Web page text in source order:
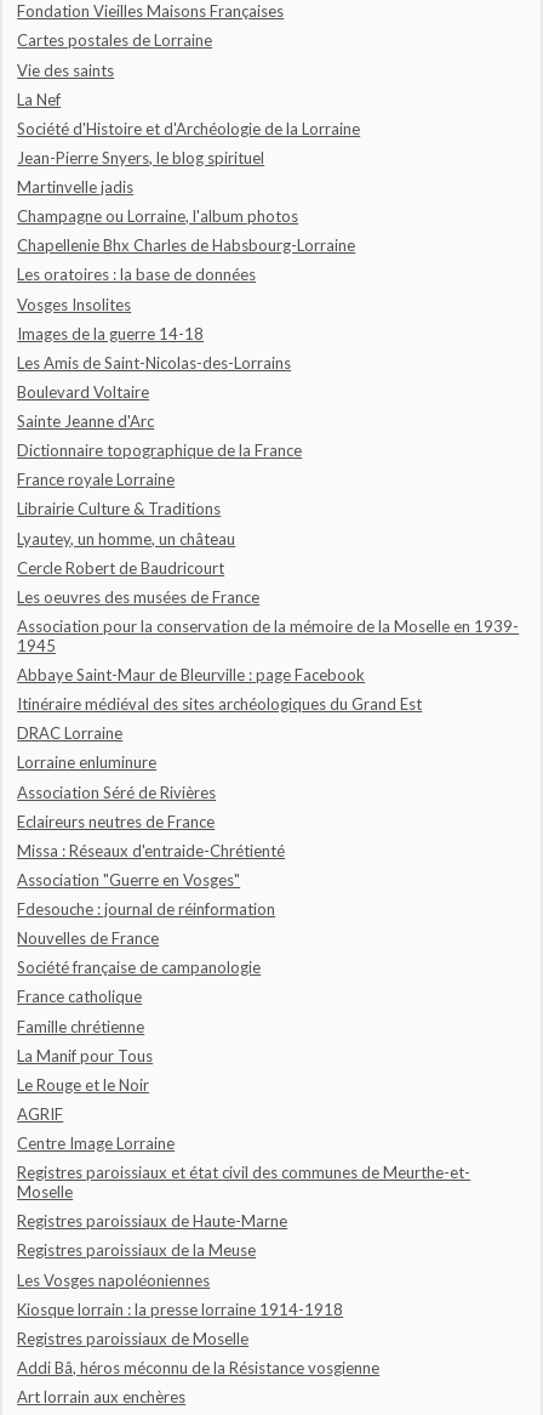
Fondation Vieilles Maisons Françaises
Cartes postales de Lorraine
Vie des saints
La Nef
Société d'Histoire et d'Archéologie de la Lorraine
Jean-Pierre Snyers, le blog spirituel
Martinvelle jadis
Champagne ou Lorraine, l'album photos
Chapellenie Bhx Charles de Habsbourg-Lorraine
Les oratoires : la base de données
Vosges Insolites
Images de la guerre 14-18
Les Amis de Saint-Nicolas-des-Lorrains
Boulevard Voltaire
Sainte Jeanne d'Arc
Dictionnaire topographique de la France
France royale Lorraine
Librairie Culture & Traditions
Lyautey, un homme, un château
Cercle Robert de Baudricourt
Les oeuvres des musées de France
Association pour la conservation de la mémoire de la Moselle en 1939-
1945
Abbaye Saint-Maur de Bleurville : page Facebook
Itinéraire médiéval des sites archéologiques du Grand Est
DRAC Lorraine
Lorraine enluminure
Association Séré de Rivières
Eclaireurs neutres de France
Missa : Réseaux d'entraide-Chrétienté
Association "Guerre en Vosges"
Fdesouche : journal de réinformation
Nouvelles de France
Société française de campanologie
France catholique
Famille chrétienne
La Manif pour Tous
Le Rouge et le Noir
AGRIF
Centre Image Lorraine
Registres paroissiaux et état civil des communes de Meurthe-et-
Moselle
Registres paroissiaux de Haute-Marne
Registres paroissiaux de la Meuse
Les Vosges napoléoniennes
Kiosque lorrain : la presse lorraine 1914-1918
Registres paroissiaux de Moselle
Addi Bâ, héros méconnu de la Résistance vosgienne
Art lorrain aux enchères